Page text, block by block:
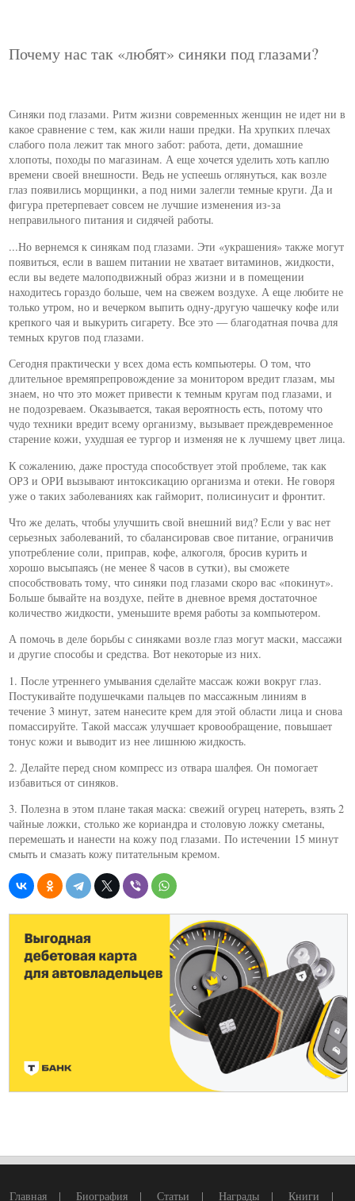
Почему нас так «любят» синяки под глазами?
Синяки под глазами. Ритм жизни современных женщин не идет ни в
какое сравнение с тем, как жили наши предки. На хрупких плечах
слабого пола лежит так много забот: работа, дети, домашние
хлопоты, походы по магазинам. А еще хочется уделить хоть каплю
времени своей внешности. Ведь не успеешь оглянуться, как возле
глаз появились морщинки, а под ними залегли темные круги. Да и
фигура претерпевает совсем не лучшие изменения из-за
неправильного питания и сидячей работы.
...Но вернемся к синякам под глазами. Эти «украшения» также могут
появиться, если в вашем питании не хватает витаминов, жидкости,
если вы ведете малоподвижный образ жизни и в помещении
находитесь гораздо больше, чем на свежем воздухе. А еще любите не
только утром, но и вечерком выпить одну-другую чашечку кофе или
крепкого чая и выкурить сигарету. Все это — благодатная почва для
темных кругов под глазами.
Сегодня практически у всех дома есть компьютеры. О том, что
длительное времяпрепровождение за монитором вредит глазам, мы
знаем, но что это может привести к темным кругам под глазами, и
не подозреваем. Оказывается, такая вероятность есть, потому что
чудо техники вредит всему организму, вызывает преждевременное
старение кожи, ухудшая ее тургор и изменяя не к лучшему цвет лица.
К сожалению, даже простуда способствует этой проблеме, так как
ОРЗ и ОРИ вызывают интоксикацию организма и отеки. Не говоря
уже о таких заболеваниях как гайморит, полисинусит и фронтит.
Что же делать, чтобы улучшить свой внешний вид? Если у вас нет
серьезных заболеваний, то сбалансировав свое питание, ограничив
употребление соли, приправ, кофе, алкоголя, бросив курить и
хорошо высыпаясь (не менее 8 часов в сутки), вы сможете
способствовать тому, что синяки под глазами скоро вас «покинут».
Больше бывайте на воздухе, пейте в дневное время достаточное
количество жидкости, уменьшите время работы за компьютером.
А помочь в деле борьбы с синяками возле глаз могут маски, массажи
и другие способы и средства. Вот некоторые из них.
1. После утреннего умывания сделайте массаж кожи вокруг глаз.
Постукивайте подушечками пальцев по массажным линиям в
течение 3 минут, затем нанесите крем для этой области лица и снова
помассируйте. Такой массаж улучшает кровообращение, повышает
тонус кожи и выводит из нее лишнюю жидкость.
2. Делайте перед сном компресс из отвара шалфея. Он помогает
избавиться от синяков.
3. Полезна в этом плане такая маска: свежий огурец натереть, взять 2
чайные ложки, столько же кориандра и столовую ложку сметаны,
перемешать и нанести на кожу под глазами. По истечении 15 минут
смыть и смазать кожу питательным кремом.
Главная | Биография | Статьи | Награды | Книги |